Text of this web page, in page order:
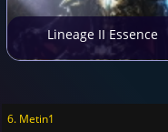
Lineage II Essence
6. Metin1